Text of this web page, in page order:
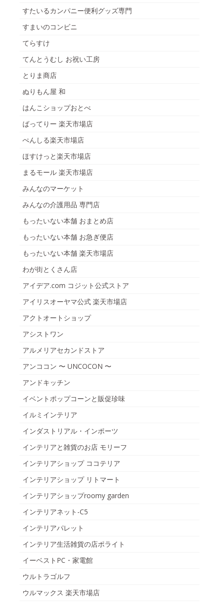
すたいるカンパニー便利グッズ専門
すまいのコンビニ
てらすけ
てんとうむし お祝い工房
とりま商店
ぬりもん屋 和
はんこショップおとべ
ばってりー 楽天市場店
ぺんしる楽天市場店
ほすけっと楽天市場店
まるモール 楽天市場店
みんなのマーケット
みんなの介護用品 専門店
もったいない本舗 おまとめ店
もったいない本舗 お急ぎ便店
もったいない本舗 楽天市場店
わが街とくさん店
アイデア.com コジット公式ストア
アイリスオーヤマ公式 楽天市場店
アクトオートショップ
アシストワン
アルメリアセカンドストア
アンココン 〜 UNCOCON 〜
アンドキッチン
イベントポップコーンと販促珍味
イルミインテリア
インダストリアル・インポーツ
インテリアと雑貨のお店 モリーフ
インテリアショップ ココテリア
インテリアショップ リトマート
インテリアショップroomy garden
インテリアネット-C5
インテリアパレット
インテリア生活雑貨の店ポライト
イーベストPC・家電館
ウルトラゴルフ
ウルマックス 楽天市場店